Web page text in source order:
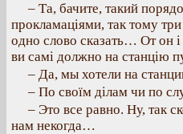
– Та, бачите, такий
прокламаціями, так тому
одно слово сказать… От он
ви самі должно на станцію
– Да, мы хотели на
– По своїм ділам чи по
– Это все равно. Ну, так
нам некогда…